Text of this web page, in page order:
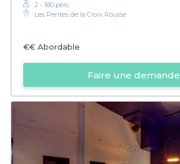
2 - 180 pers.
Les Pentes de la Croix Rousse
€€ Abordable
Faire une demande